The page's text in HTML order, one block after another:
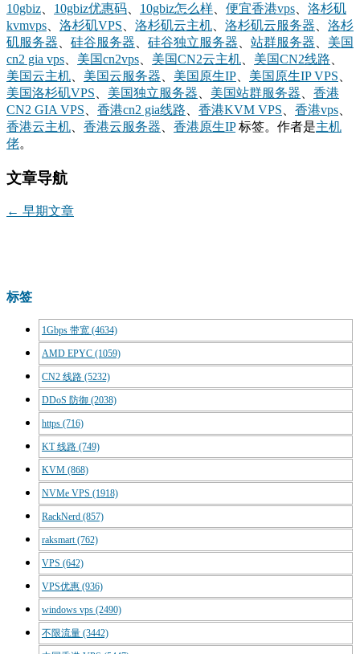
10gbiz
10gbiz优惠码 10gbiz怎么样 便宜香港vps
洛杉矶
kvmvps
洛杉矶VPS 洛杉矶云主机 洛杉矶云服务器
洛杉
矶服务器
硅谷服务器 硅谷独立服务器 站群服务器
美国
cn2 gia vps
美国cn2vps 美国CN2云主机 美国CN2线路
美国云主机
美国云服务器 美国原生IP 美国原生IP VPS
美国洛杉矶VPS
美国独立服务器 美国站群服务器
香港
CN2 GIA VPS
香港cn2 gia线路 香港KVM VPS 香港vps
香港云主机
香港云服务器 香港原生IP标签。 作者是主机
佬。
文章导航
← 早期文章
标签
1Gbps 带宽 (4634)
AMD EPYC (1059)
CN2 线路 (5232)
DDoS 防御 (2038)
https (716)
KT 线路 (749)
KVM (868)
NVMe VPS (1918)
RackNerd (857)
raksmart(762)
VPS (642)
VPS优惠 (936)
windows vps (2490)
不限流量 (3442)